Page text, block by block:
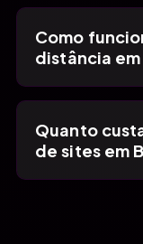
Como
distância
Quanto
de sites em